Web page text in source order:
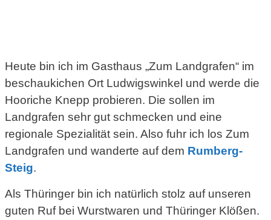
Heute bin ich im Gasthaus „Zum Landgrafen“ im
beschaukichen Ort Ludwigswinkel und werde die
Hooriche Knepp probieren. Die sollen im
Landgrafen sehr gut schmecken und eine
regionale Spezialität sein. Also fuhr ich los Zum
Landgrafen und wanderte auf dem Rumberg-
Steig.
Als Thüringer bin ich natürlich stolz auf unseren
guten Ruf bei Wurstwaren und Thüringer Klößen.